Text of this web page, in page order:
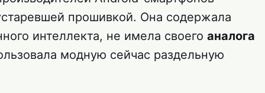
прошивкой. Она содержала
интеллекта, не имела своего аналога
модную сейчас раздельную